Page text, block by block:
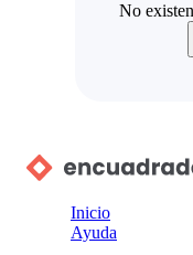
No
Inicio
Ayuda